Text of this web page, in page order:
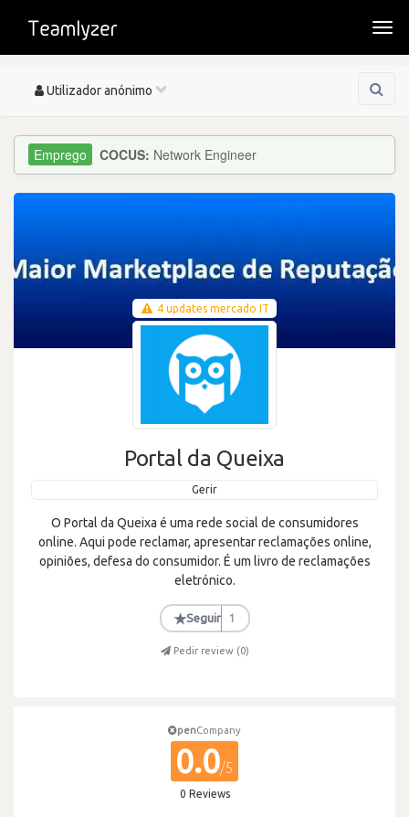
Toggle
Utilizador anónimo
COCUS: Network Engineer
4 updates mercado IT
Portal da Queixa
Gerir
O Portal da Queixa é uma rede social de consumidores
online. Aqui pode reclamar, apresentar reclamações online,
opiniões, defesa do consumidor. É um livro de reclamações
eletrónico.
★Seguir 1
Pedir review (0)
penCompany
0.0/5
0 Reviews